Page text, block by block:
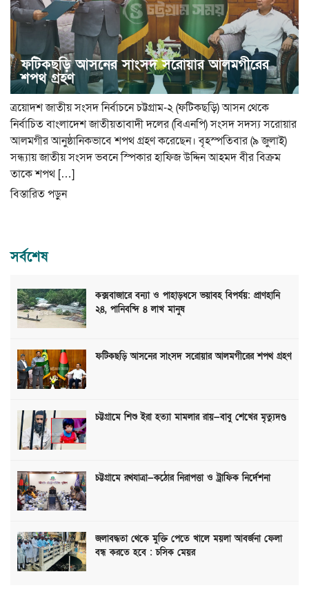
ফটিকছড়ি আসনের সাংসদ সরোয়ার আলমগীরের
শপথ গ্রহণ
ত্রয়োদশ জাতীয় সংসদ নির্বাচনে চট্টগ্রাম-২ (ফটিকছড়ি) আসন থেকে
নির্বাচিত বাংলাদেশ জাতীয়তাবাদী দলের (বিএনপি) সংসদ সদস্য সরোয়ার
আলমগীর আনুষ্ঠানিকভাবে শপথ গ্রহণ করেছেন। বৃহস্পতিবার (৯ জুলাই)
সন্ধ্যায় জাতীয় সংসদ ভবনে স্পিকার হাফিজ উদ্দিন আহমদ বীর বিক্রম
তাকে শপথ […]
বিস্তারিত পড়ুন
সর্বশেষ
কক্সবাজারে বন্যা ও পাহাড়ধসে ভয়াবহ বিপর্যয়: প্রাণহানি
২৪, পানিবন্দি ৪ লাখ মানুষ
ফটিকছড়ি আসনের সাংসদ সরোয়ার আলমগীরের শপথ গ্রহণ
চট্টগ্রামে শিশু ইরা হত্যা মামলার রায়—বাবু শেখের মৃত্যুদণ্ড
চট্টগ্রামে রথযাত্রা—কঠোর নিরাপত্তা ও ট্রাফিক নির্দেশনা
জলাবদ্ধতা থেকে মুক্তি পেতে খালে ময়লা আবর্জনা ফেলা
বন্ধ করতে হবে : চসিক মেয়র